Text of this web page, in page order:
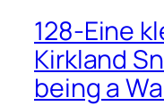
128-Eine
Kirkland
being a